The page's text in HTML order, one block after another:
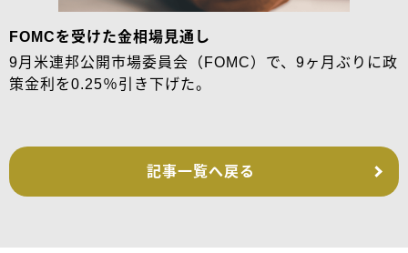
FOMCを受けた金相場見通し
9月米連邦公開市場委員会（FOMC）で、9ヶ月ぶりに政
策金利を0.25％引き下げた。
記事一覧へ戻る